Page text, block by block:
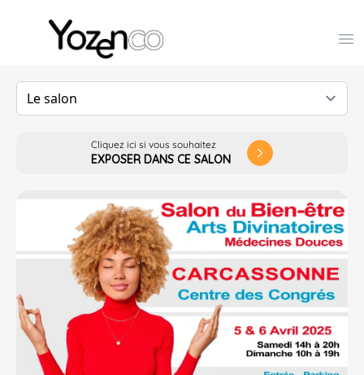
Yozenco - Organisateur de Salons, Evénements et
Cliquez ici si vous souhaitez
EXPOSER DANS CE SALON arrow_forward_ios